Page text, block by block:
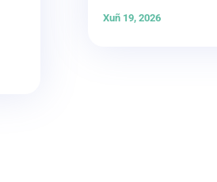
Xuñ 19, 2026